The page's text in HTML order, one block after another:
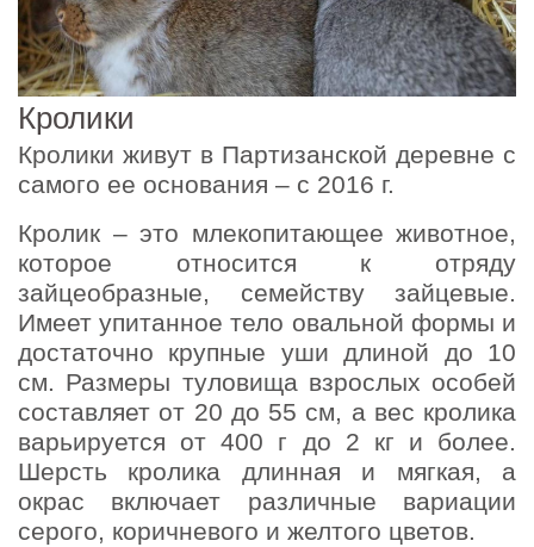
Кролики
Кролики живут в Партизанской деревне с
самого ее основания – с 2016 г.
Кролик – это млекопитающее животное,
которое относится к отряду
зайцеобразные, семейству зайцевые.
Имеет упитанное тело овальной формы и
достаточно крупные уши длиной до 10
см. Размеры туловища взрослых особей
составляет от 20 до 55 см, а вес кролика
варьируется от 400 г до 2 кг и более.
Шерсть кролика длинная и мягкая, а
окрас включает различные вариации
серого, коричневого и желтого цветов.